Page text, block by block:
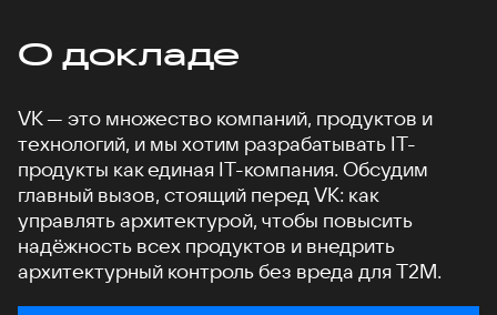
О докладе
VK — это множество компаний, продуктов и
технологий, и мы хотим разрабатывать IT-
продукты как единая IT-компания. Обсудим
главный вызов, стоящий перед VK: как
управлять архитектурой, чтобы повысить
надёжность всех продуктов и внедрить
архитектурный контроль без вреда для T2M.